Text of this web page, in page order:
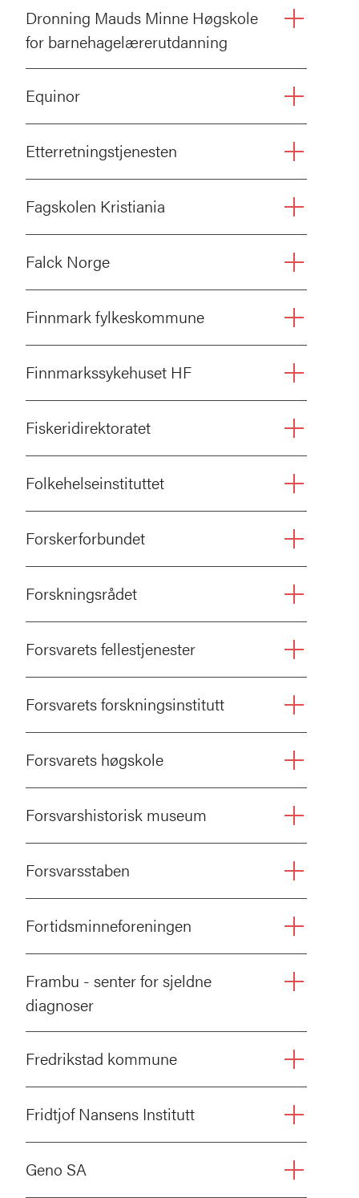
Dronning Mauds Minne Høgskole
for barnehagelærerutdanning
Equinor
Etterretningstjenesten
Fagskolen Kristiania
Falck Norge
Finnmark fylkeskommune
Finnmarkssykehuset HF
Fiskeridirektoratet
Folkehelseinstituttet
Forskerforbundet
Forskningsrådet
Forsvarets fellestjenester
Forsvarets forskningsinstitutt
Forsvarets høgskole
Forsvarshistorisk museum
Forsvarsstaben
Fortidsminneforeningen
Frambu - senter for sjeldne
diagnoser
Fredrikstad kommune
Fridtjof Nansens Institutt
Geno SA